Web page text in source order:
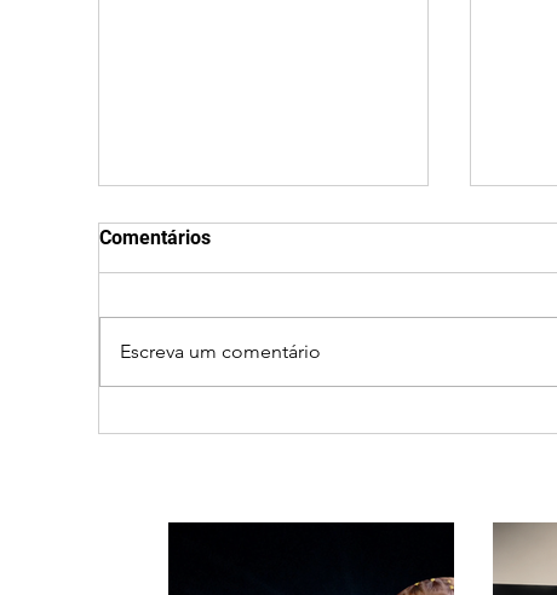
mensagem divina, mas
Comentários
Escreva um comentário